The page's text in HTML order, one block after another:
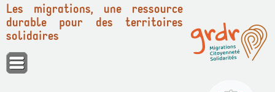
Panneau de gestion des cookies
Les migrations, une ressource
durable pour des territoires
solidaires